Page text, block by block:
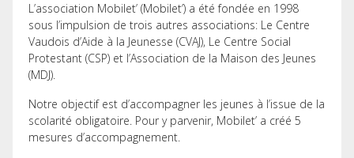
L’association Mobilet’ (Mobilet’) a été fondée en 1998
sous l’impulsion de trois autres associations: Le Centre
Vaudois d’Aide à la Jeunesse (CVAJ), Le Centre Social
Protestant (CSP) et l’Association de la Maison des Jeunes
(MDJ).
Notre objectif est d’accompagner les jeunes à l’issue de la
scolarité obligatoire. Pour y parvenir, Mobilet’ a créé 5
mesures d’accompagnement.